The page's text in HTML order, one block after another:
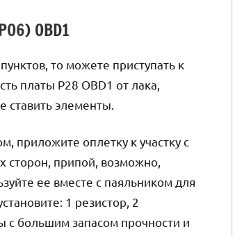
OBD1
то можете приступать к
платы P28 OBD1 от лака,
ставить элементы.
приложите оплетку к участку с
сторон, припой, возможно,
ее вместе с паяльником для
1 резистор, 2
с большим запасом прочности и